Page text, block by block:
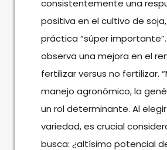
consistentemente una
positiva en el cultivo de
práctica “súper
observa una mejora en el
fertilizar versus no fertilizar.
manejo agronómico, la
un rol determinante. Al
variedad, es crucial
busca: ¿altísimo potencial